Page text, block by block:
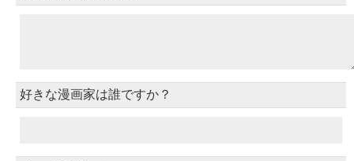
好きな漫画家は誰ですか？